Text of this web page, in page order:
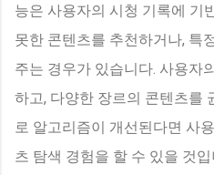
능은 사용자의 시청 기록에 기
못한 콘텐츠를 추천하거나, 특
주는 경우가 있습니다. 사용자
하고, 다양한 장르의 콘텐츠를
로 알고리즘이 개선된다면 사
츠 탐색 경험을 할 수 있을 것